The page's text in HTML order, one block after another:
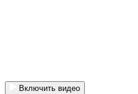
Включить видео